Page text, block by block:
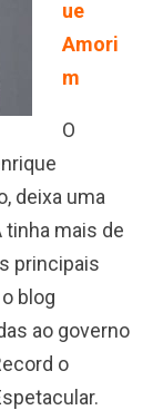
ue
Amori
m
O
deixa uma
tinha mais de
principais
blog
ao governo
o